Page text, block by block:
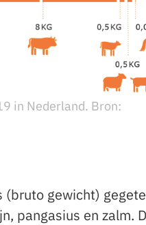
in Nederland. Bron:
gewicht)
pangasius en zalm.